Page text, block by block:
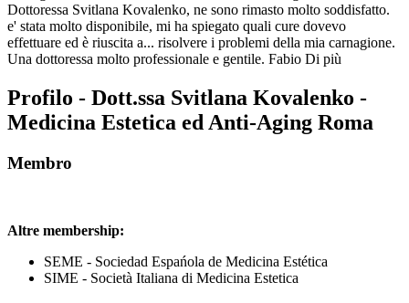
Dottoressa Svitlana Kovalenko, ne sono rimasto molto soddisfatto.
e' stata molto disponibile, mi ha spiegato quali cure dovevo
effettuare ed è riuscita a... risolvere i problemi della mia carnagione.
Una dottoressa molto professionale e gentile. Fabio Di più
Profilo - Dott.ssa Svitlana Kovalenko -
Medicina Estetica ed Anti-Aging Roma
Membro
Altre membership:
SEME - Sociedad Espańola de Medicina Estética
SIME - Società Italiana di Medicina Estetica